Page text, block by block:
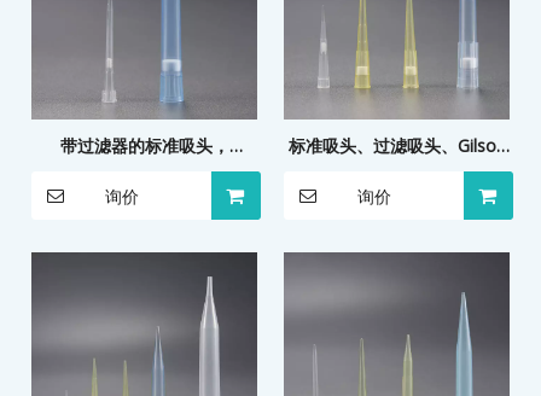
带过滤器的标准吸头，
询价
标准吸头、过滤吸头、Gilson
询价